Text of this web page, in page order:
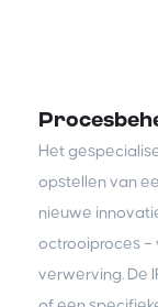
Het
opstellen van
nieuwe
octrooiproces –
verwerving. De